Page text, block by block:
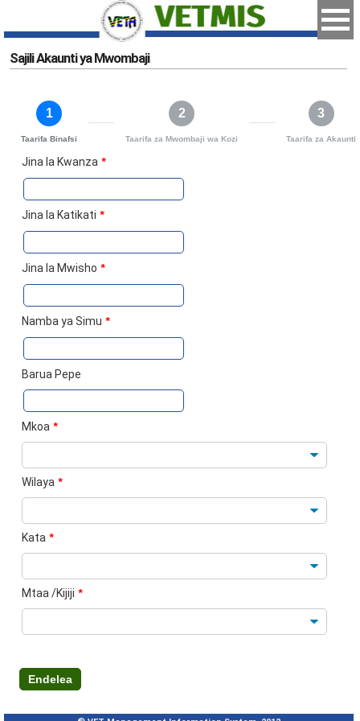
Sajili Akaunti ya Mwombaji
1
Taarifa Binafsi
2
Taarifa za Mwombaji wa Kozi
3
Taarifa za Akaunti
Jina la Kwanza *
Jina la Katikati *
Jina la Mwisho *
Namba ya Simu *
Barua Pepe
Mkoa *
Wilaya *
Kata *
Mtaa /Kijiji *